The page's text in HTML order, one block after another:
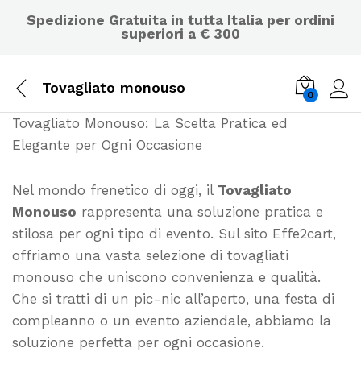
Spedizione Gratuita in tutta Italia per ordini
superiori a € 300
Tovagliato monouso 0
Tovagliato Monouso: La Scelta Pratica ed
Elegante per Ogni Occasione
Nel mondo frenetico di oggi, il Tovagliato
Monouso rappresenta una soluzione pratica e
stilosa per ogni tipo di evento. Sul sito Effe2cart,
offriamo una vasta selezione di tovagliati
monouso che uniscono convenienza e qualità.
Che si tratti di un pic-nic all’aperto, una festa di
compleanno o un evento aziendale, abbiamo la
soluzione perfetta per ogni occasione.